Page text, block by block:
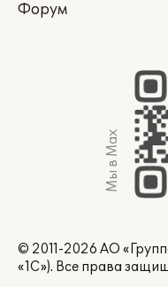
Форум
Мы в Max
© 2011-2026 АО
«1С»). Все права